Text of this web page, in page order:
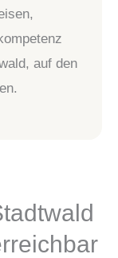
auf den